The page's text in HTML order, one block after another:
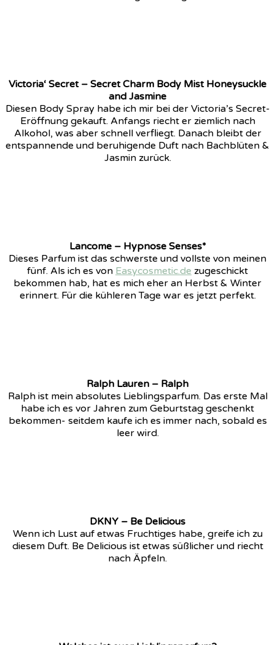
Victoria‘ Secret – Secret Charm Body Mist Honeysuckle
and Jasmine
Diesen Body Spray habe ich mir bei der Victoria’s Secret-
Eröffnung gekauft. Anfangs riecht er ziemlich nach
Alkohol, was aber schnell verfliegt. Danach bleibt der
entspannende und beruhigende Duft nach Bachblüten &
Jasmin zurück.
Lancome – Hypnose Senses*
Dieses Parfum ist das schwerste und vollste von meinen
fünf. Als ich es von Easycosmetic.de zugeschickt
bekommen hab, hat es mich eher an Herbst & Winter
erinnert. Für die kühleren Tage war es jetzt perfekt.
Ralph Lauren – Ralph
Ralph ist mein absolutes Lieblingsparfum. Das erste Mal
habe ich es vor Jahren zum Geburtstag geschenkt
bekommen- seitdem kaufe ich es immer nach, sobald es
leer wird.
DKNY – Be Delicious
Wenn ich Lust auf etwas Fruchtiges habe, greife ich zu
diesem Duft. Be Delicious ist etwas süßlicher und riecht
nach Äpfeln.